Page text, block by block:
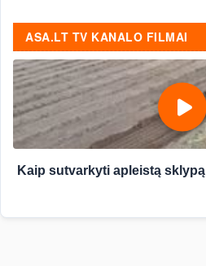
ASA.LT TV KANALO FILMAI
Kaip sutvarkyti apleistą sklypą